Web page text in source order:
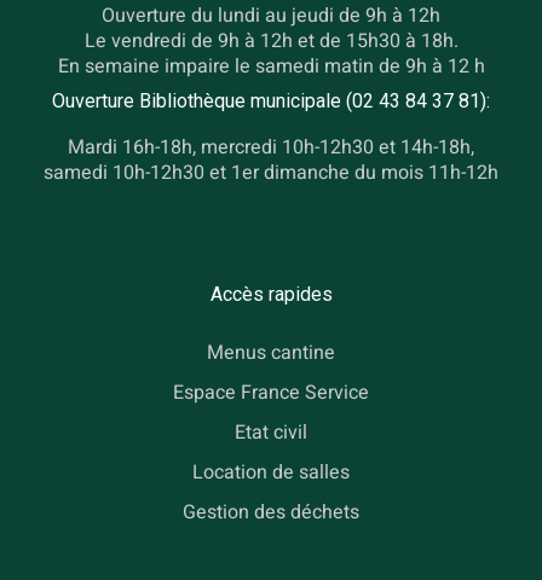
Ouverture du lundi au jeudi de 9h à 12h
Le vendredi de 9h à 12h et de 15h30 à 18h.
En semaine impaire le samedi matin de 9h à 12 h
Ouverture Bibliothèque municipale (02 43 84 37 81):
Mardi 16h-18h, mercredi 10h-12h30 et 14h-18h,
samedi 10h-12h30 et 1er dimanche du mois 11h-12h
Accès rapides
Menus cantine
Espace France Service
Etat civil
Location de salles
Gestion des déchets